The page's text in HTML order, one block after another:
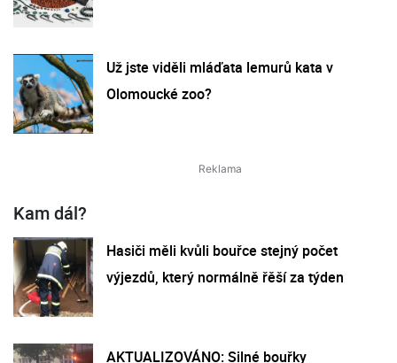
Už jste viděli mláďata lemurů kata v
Olomoucké zoo?
Kam dál?
Hasiči měli kvůli bouřce stejný počet
výjezdů, který normálně řěší za týden
AKTUALIZOVÁNO: Silné bouřky